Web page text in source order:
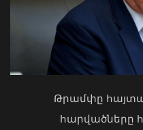
09 Օգոստոս, 2026 12:46
Կաթողիկոսը պետք է
կանգնի, եթե հանցանք
արտաքին
դարձել. աստվածաբան
Թրամփը
հարվածները